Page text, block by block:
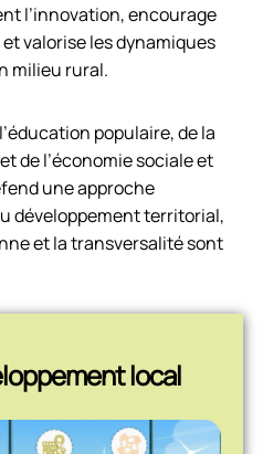
l’innovation, encourage
valorise les dynamiques
milieu rural.
populaire, de la
de l’économie sociale et
une approche
développement territorial,
et la transversalité sont
local